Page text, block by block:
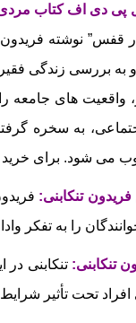
پی دی اف کتاب
نوشته فریدون
۱۳۴۰ منتشر شد و به
واقعیت‌ های
به سخره
می‌ شود. برای خرید
تنکابنی:
را به تفکر
تنکابنی: تنکابنی
افراد تحت تأثیر